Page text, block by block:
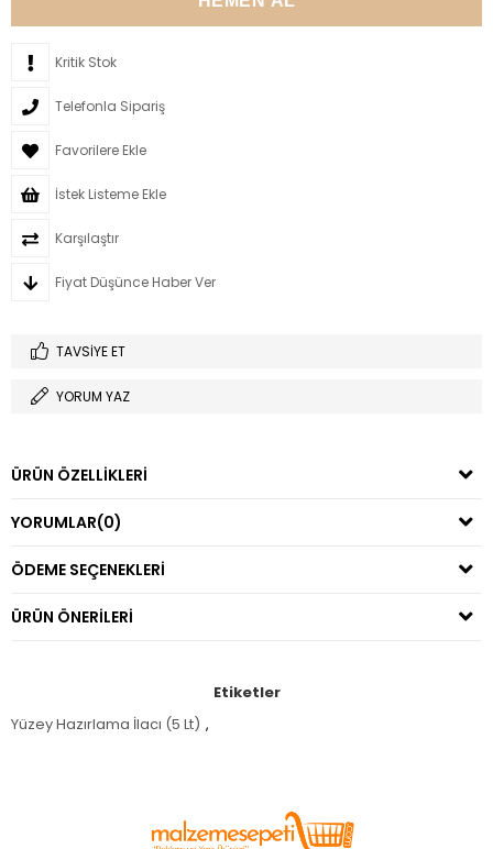
Kritik Stok
Telefonla Sipariş
Favorilere Ekle
İstek Listeme Ekle
Karşılaştır
Fiyat Düşünce Haber Ver
TAVSIYE ET
YORUM YAZ
ÜRÜN ÖZELLIKLERI
YORUMLAR(0)
ÖDEME SEÇENEKLERI
ÜRÜN ÖNERILERI
Etiketler
Yüzey Hazırlama İlacı (5 Lt) ,